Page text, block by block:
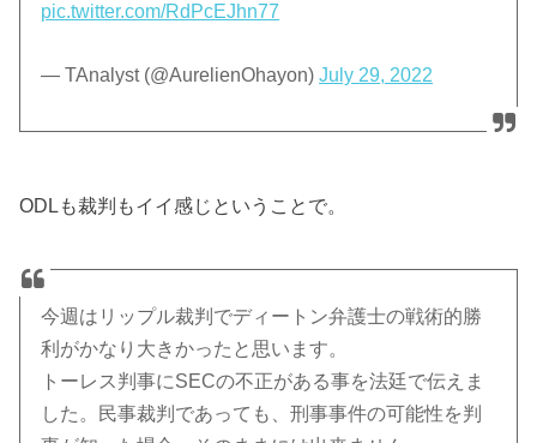
pic.twitter.com/RdPcEJhn77
— TAnalyst (@AurelienOhayon)July 29, 2022
ODLも裁判もイイ感じということで。
今週はリップル裁判でディートン弁護士の戦術的勝
利がかなり大きかったと思います。
トーレス判事にSECの不正がある事を法廷で伝えま
した。民事裁判であっても、刑事事件の可能性を判